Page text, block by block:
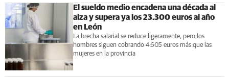
El sueldo medio encadena una década al
alza y supera ya los 23.300 euros al año
en León
La brecha salarial se reduce ligeramente, pero los
hombres siguen cobrando 4.605 euros más que las
mujeres en la provincia